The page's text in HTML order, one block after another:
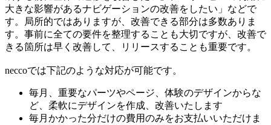
大きな影響があるナビゲーションの改善をしたい」などで
す。局所的ではありますが、改善できる部分は多数ありま
す。事前に全ての要件を整理することも大切ですが、改善で
きる箇所は早く改善して、リリースすることも重要です。
neccoでは下記のような対応が可能です。
毎月、重要なパーツやページ、体験のデザインからな
ど、柔軟にデザインを作成、改善いたします
毎月かかった分だけの費用のみをお支払いいただけま